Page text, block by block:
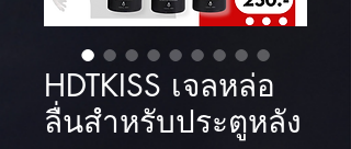
HDTKISS เจลหล่อ
ลื่นสำหรับประตูหลัง